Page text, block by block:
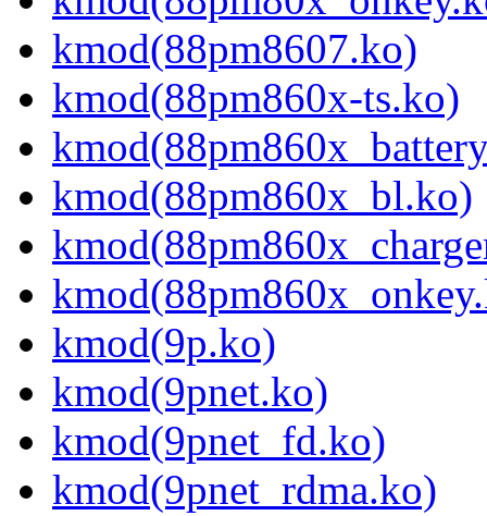
kmod(88pm8607.ko)
kmod(88pm860x-ts.ko)
kmod(88pm860x_bl.ko)
kmod(9p.ko)
kmod(9pnet.ko)
kmod(9pnet_fd.ko)
kmod(9pnet_rdma.ko)